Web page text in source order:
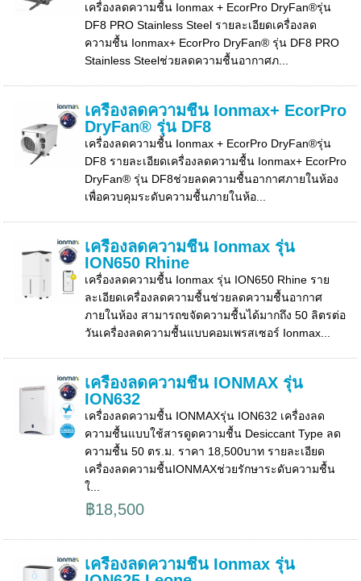
เครื่องลดความชื้น Ionmax + EcorPro DryFan®รุ่น
DF8 PRO Stainless Steel รายละเอียดเครื่องลด
ความชื้น Ionmax+ EcorPro DryFan® รุ่น DF8 PRO
Stainless Steelช่วยลดความชื้นอากาศภ...
เครื่องลดความชื้น Ionmax+ EcorPro
DryFan® รุ่น DF8
เครื่องลดความชื้น Ionmax + EcorPro DryFan®รุ่น
DF8 รายละเอียดเครื่องลดความชื้น Ionmax+ EcorPro
DryFan® รุ่น DF8ช่วยลดความชื้นอากาศภายในห้อง
เพื่อควบคุมระดับความชื้นภายในห้อ...
เครื่องลดความชื้น Ionmax รุ่น
ION650 Rhine
เครื่องลดความชื้น Ionmax รุ่น ION650 Rhine ราย
ละเอียดเครื่องลดความชื้นช่วยลดความชื้นอากาศ
ภายในห้อง สามารถขจัดความชื้นได้มากถึง 50 ลิตรต่อ
วันเครื่องลดความชื้นแบบคอมเพรสเซอร์ Ionmax...
เครื่องลดความชื้น IONMAX รุ่น
ION632
เครื่องลดความชื้น IONMAXรุ่น ION632 เครื่องลด
ความชื้นแบบใช้สารดูดความชื้น Desiccant Type ลด
ความชื้น 50 ตร.ม. ราคา 18,500บาท รายละเอียด
เครื่องลดความชื้นIONMAXช่วยรักษาระดับความชื้น
ใ...
฿18,500
เครื่องลดความชื้น Ionmax รุ่น